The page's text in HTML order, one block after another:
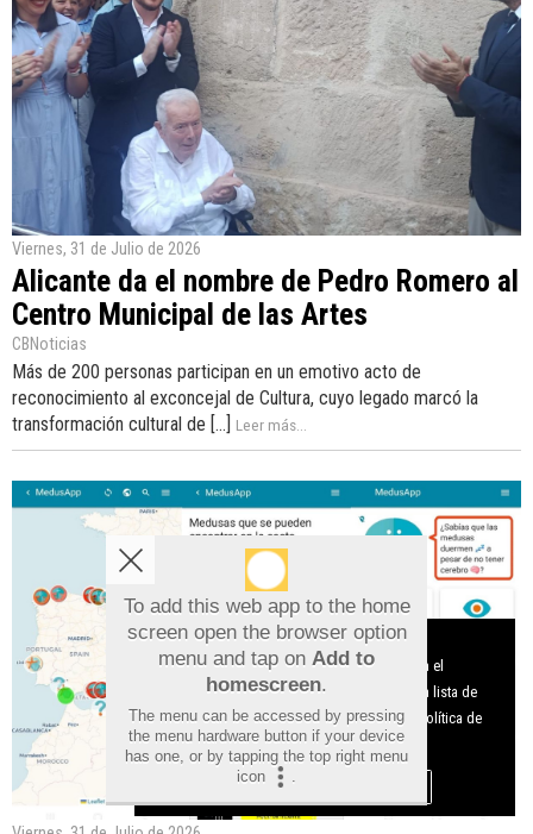
Viernes, 31 de Julio de 2026
Alicante da el nombre de Pedro Romero al
Centro Municipal de las Artes
CBNoticias
Más de 200 personas participan en un emotivo acto de
reconocimiento al exconcejal de Cultura, cuyo legado marcó la
transformación cultural de [...] Leer más...
Aviso sobre el Uso de cookies:
Utilizamos cookies nuestras y de terceros para el
funcionamiento del digital. Puedes consultar la lista de
cookies y como desconectarlas. Ver nuestra Política de
Privacidad y Cookies
Aceptar Cookies
To add this web app to the home
screen open the browser option
menu and tap on Add to
homescreen.
The menu can be accessed by pressing
the menu hardware button if your device
has one, or by tapping the top right menu
icon
.